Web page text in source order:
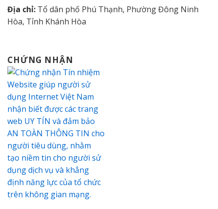
Địa chỉ: Tổ dân phố Phú Thạnh, Phường Đông Ninh
Hòa, Tỉnh Khánh Hòa
CHỨNG NHẬN